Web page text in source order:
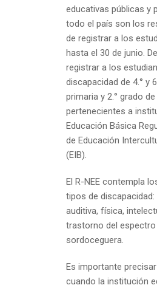
educativas públicas y
todo el país son los
de registrar a los
hasta el 30 de junio.
registrar a los
discapacidad de 4.° y
primaria y 2.° grado
pertenecientes a
Educación Básica
de Educación
(EIB).
El R-NEE contempla
tipos de discapacidad:
auditiva, física,
trastorno del
sordoceguera.
Es importante
cuando la institución